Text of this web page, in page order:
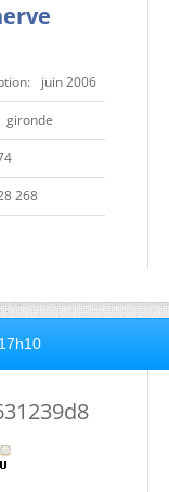
juin 2006
gironde
268
17h10